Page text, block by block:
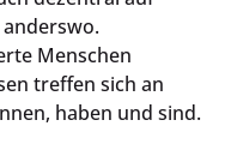
Menschen
treffen sich an
haben und sind.